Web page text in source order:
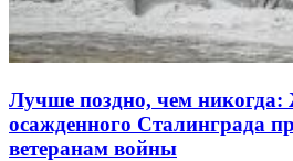
Лучше поздно, чем никогда:
осажденного Сталинграда
ветеранам войны